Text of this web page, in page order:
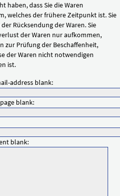
haben, dass Sie die Waren
welches der frühere Zeitpunkt ist. Sie
Rücksendung der Waren. Sie
der Waren nur aufkommen,
zur Prüfung der Beschaffenheit,
der Waren nicht notwendigen
ist.
address blank:
blank:
blank: